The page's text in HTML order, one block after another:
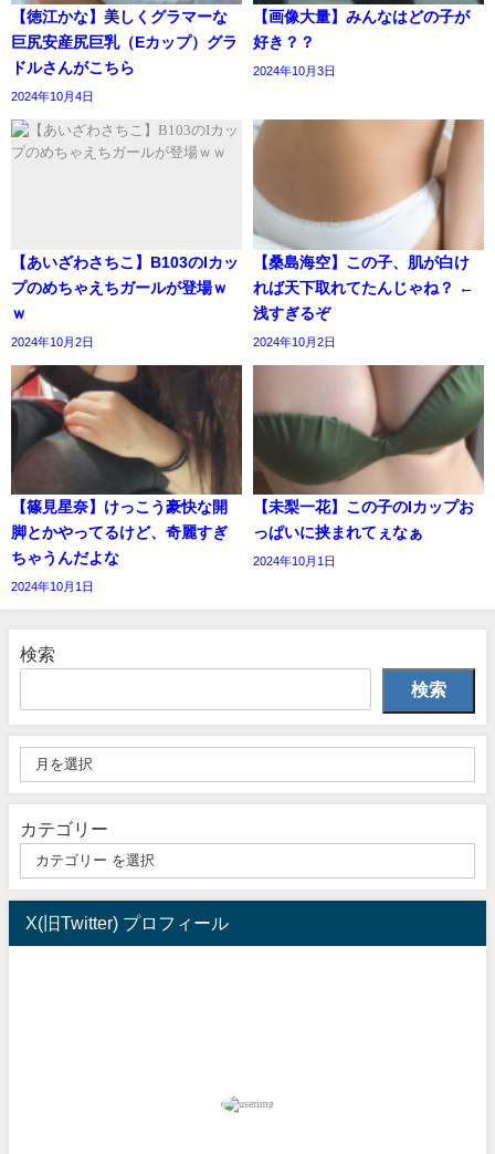
【徳江かな】美しくグラマーな
巨尻安産尻巨乳（Eカップ）グラ
ドルさんがこちら
2024年10月4日
【画像大量】みんなはどの子が
好き？？
2024年10月3日
【あいざわさちこ】B103のIカッ
プのめちゃえちガールが登場ｗ
ｗ
2024年10月2日
【桑島海空】この子、肌が白け
れば天下取れてたんじゃね？ ←
浅すぎるぞ
2024年10月2日
【篠見星奈】けっこう豪快な開
脚とかやってるけど、奇麗すぎ
ちゃうんだよな
2024年10月1日
【未梨一花】この子のIカップお
っぱいに挟まれてぇなぁ
2024年10月1日
検索
検索
カテゴリー
X(旧Twitter) プロフィール